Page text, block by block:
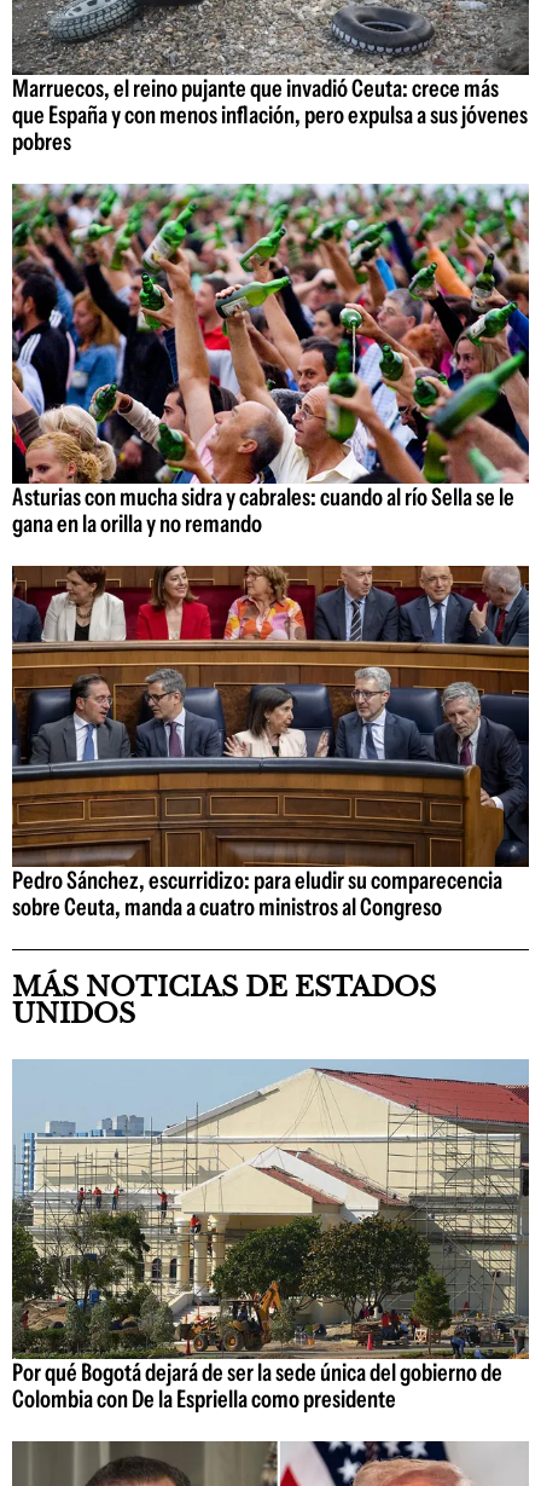
Marruecos, el reino pujante que invadió Ceuta: crece más
que España y con menos inflación, pero expulsa a sus jóvenes
pobres
Asturias con mucha sidra y cabrales: cuando al río Sella se le
gana en la orilla y no remando
Pedro Sánchez, escurridizo: para eludir su comparecencia
sobre Ceuta, manda a cuatro ministros al Congreso
MÁS NOTICIAS DE ESTADOS
UNIDOS
Por qué Bogotá dejará de ser la sede única del gobierno de
Colombia con De la Espriella como presidente